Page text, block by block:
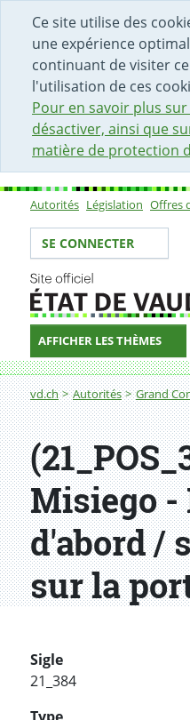
Ce site utilise des
une expérience
continuant de visiter
l'utilisation de ces
Pour en savoir plus
désactiver, ainsi que
matière de protection
DÉBUT DU CONTENU
ACCÈS AU CHAMP DE
PAGE D'ACCUEIL
FORMULAIRE DE
Sous-
Autorités Législation Offres
Votre identité
SE CONNECTER
AFFICHER LES THÈMES
Fil d'Ariane
vd.ch Autorités Grand
Misiego -
d'abord /
sur la
Sigle
21_384